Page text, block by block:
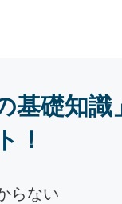
礎知識
！
らない